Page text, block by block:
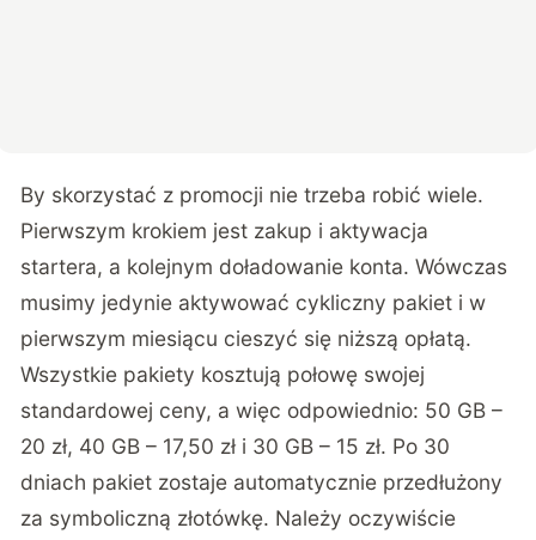
By skorzystać z promocji nie trzeba robić wiele.
Pierwszym krokiem jest zakup i aktywacja
startera, a kolejnym doładowanie konta. Wówczas
musimy jedynie aktywować cykliczny pakiet i w
pierwszym miesiącu cieszyć się niższą opłatą.
Wszystkie pakiety kosztują połowę swojej
standardowej ceny, a więc odpowiednio: 50 GB –
20 zł, 40 GB – 17,50 zł i 30 GB – 15 zł. Po 30
dniach pakiet zostaje automatycznie przedłużony
za symboliczną złotówkę. Należy oczywiście